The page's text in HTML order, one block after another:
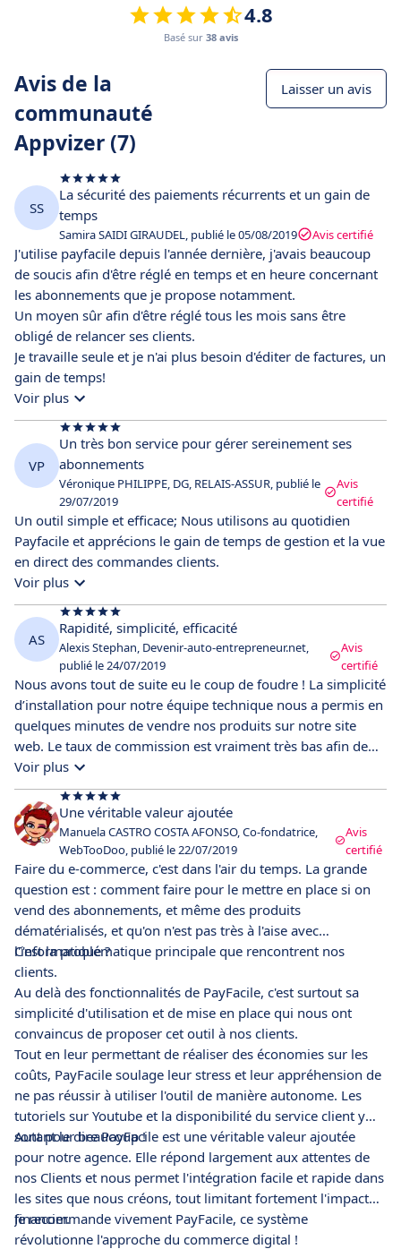
4.8
Basé sur 38 avis
Avis de la
communauté
Appvizer (7)
Laisser un avis
SS
La sécurité des paiements récurrents et un gain de
temps
Samira SAIDI GIRAUDEL, publié le 05/08/2019 Avis certifié
J'utilise payfacile depuis l'année dernière, j'avais beaucoup
de soucis afin d'être réglé en temps et en heure concernant
les abonnements que je propose notamment.
Un moyen sûr afin d'être réglé tous les mois sans être
obligé de relancer ses clients.
Je travaille seule et je n'ai plus besoin d'éditer de factures, un
gain de temps!
Voir plus
VP
Un très bon service pour gérer sereinement ses
abonnements
Véronique PHILIPPE, DG, RELAIS-ASSUR, publié le
29/07/2019
Avis
certifié
Un outil simple et efficace; Nous utilisons au quotidien
Payfacile et apprécions le gain de temps de gestion et la vue
en direct des commandes clients.
Voir plus
AS
Rapidité, simplicité, efficacité
Alexis Stephan, Devenir-auto-entrepreneur.net,
publié le 24/07/2019
Avis
certifié
Nous avons tout de suite eu le coup de foudre ! La simplicité
d’installation pour notre équipe technique nous a permis en
quelques minutes de vendre nos produits sur notre site
web. Le taux de commission est vraiment très bas afin de
dégager une marge suffisante au bon fonctionnement de
nos services. Sans oublier un service client à l’écoute et
toujours disponible pour nous guider.
Voir plus
Une véritable valeur ajoutée
Manuela CASTRO COSTA AFONSO, Co-fondatrice,
WebTooDoo, publié le 22/07/2019
Avis
certifié
Faire du e-commerce, c'est dans l'air du temps. La grande
question est : comment faire pour le mettre en place si on
vend des abonnements, et même des produits
dématérialisés, et qu'on n'est pas très à l'aise avec
l'informatique ?
C'est la problématique principale que rencontrent nos
clients.
Au delà des fonctionnalités de PayFacile, c'est surtout sa
simplicité d'utilisation et de mise en place qui nous ont
convaincus de proposer cet outil à nos clients.
Tout en leur permettant de réaliser des économies sur les
coûts, PayFacile soulage leur stress et leur appréhension de
ne pas réussir à utiliser l'outil de manière autonome. Les
tutoriels sur Youtube et la disponibilité du service client y
sont pour beaucoup !
Autant le dire PayFacile est une véritable valeur ajoutée
pour notre agence. Elle répond largement aux attentes de
nos Clients et nous permet l'intégration facile et rapide dans
les sites que nous créons, tout limitant fortement l'impact
financier.
Je recommande vivement PayFacile, ce système
révolutionne l'approche du commerce digital !